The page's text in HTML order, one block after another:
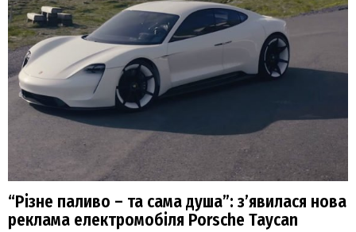
“Різне паливо – та сама душа”: з’явилася нова
реклама електромобіля Porsche Taycan